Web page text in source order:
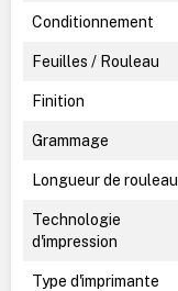
Conditionnement
Feuilles / Rouleau
Finition
Grammage
Longueur de rouleau
Technologie
d'impression
Type d'imprimante